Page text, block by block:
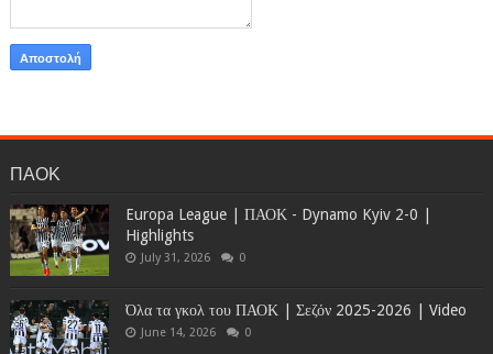
ΠΑΟΚ
Europa League | ΠΑΟΚ - Dynamo Kyiv 2-0 |
Highlights
July 31, 2026 0
Όλα τα γκολ του ΠΑΟΚ | Σεζόν 2025-2026 | Video
June 14, 2026 0